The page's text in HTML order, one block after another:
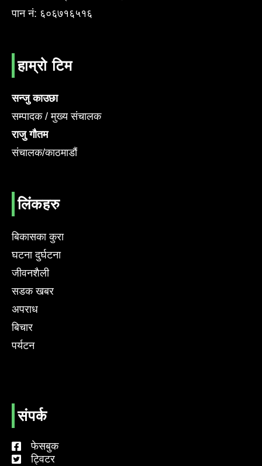
पान नं: ६०६७१६५१६
हाम्रो टिम
सन्जु काउछा
सम्पादक / मुख्य संचालक
राजु गौतम
संचालक/काठमाडौं
लिंकहरु
बिकासका कुरा
घटना दुर्घटना
जीवनशैली
सडक खबर
अपराध
बिचार
पर्यटन
संपर्क
फेसबुक
ट्विटर